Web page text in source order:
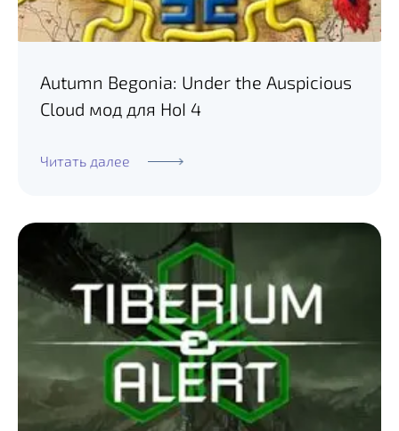
Autumn Begonia: Under the Auspicious
Cloud мод для HoI 4
Читать далее